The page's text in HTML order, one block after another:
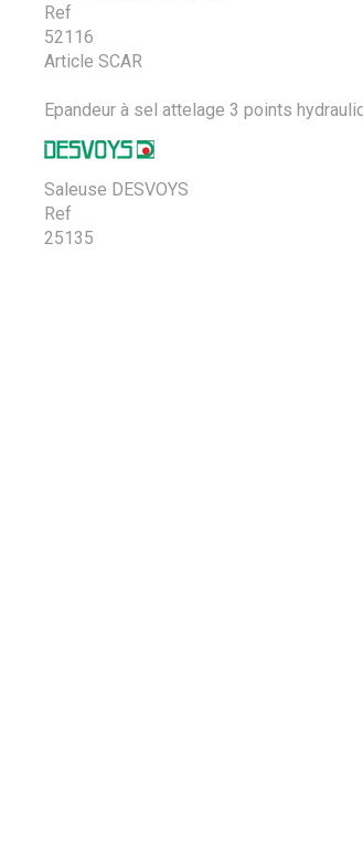
Ref
52116
Article SCAR
Epandeur à sel attelage 3 points
Saleuse DESVOYS
Ref
25135